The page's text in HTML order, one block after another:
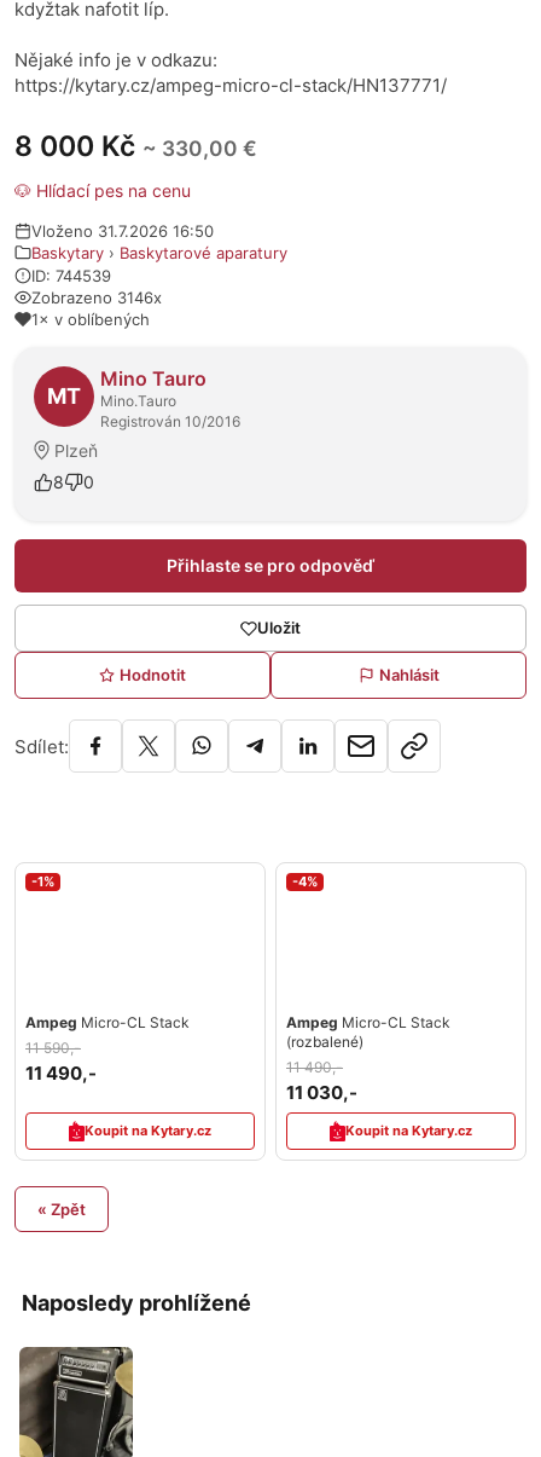
Naposledy prohlížené
8 000 Kč ~ 330,00 €
🐶 Hlídací pes na cenu
Vloženo 31.7.2026 16:50
Baskytary › Baskytarové aparatury
ID: 744539
Zobrazeno 3146x
1× v oblíbených
O prodejci
MT
Mino Tauro
Mino.Tauro
Registrován 10/2016
Plzeň
8
0
Přihlaste se pro odpověď
Uložit
Hodnotit Nahlásit
Sdílet:
kdyžtak nafotit líp.
Nějaké info je v odkazu:
https://kytary.cz/ampeg-micro-cl-stack/HN137771/
-1%
Ampeg Micro-CL Stack
11 590,-
11 490,-
Koupit na Kytary.cz
-4%
Ampeg Micro-CL Stack
(rozbalené)
11 490,-
11 030,-
Koupit na Kytary.cz
« Zpět